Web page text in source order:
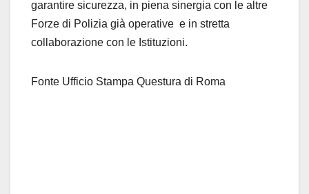
garantire sicurezza, in piena sinergia con le altre
Forze di Polizia già operative e in stretta
collaborazione con le Istituzioni.
Fonte Ufficio Stampa Questura di Roma